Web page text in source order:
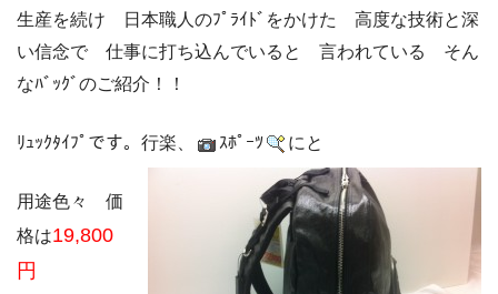
生産を続け 日本職人のﾌﾟﾗｲﾄﾞをかけた 高度な技術と深
い信念で 仕事に打ち込んでいると 言われている そん
なﾊﾞｯｸﾞのご紹介！！
ﾘｭｯｸﾀｲﾌﾟです。行楽、 ｽﾎﾟｰﾂ にと
用途色々 価
格は19,800
円